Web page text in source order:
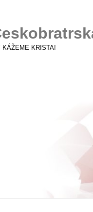
KÁŽEME KRISTA!